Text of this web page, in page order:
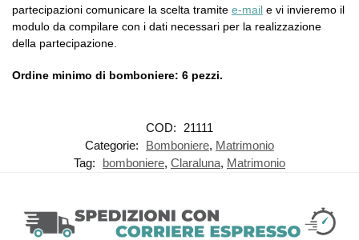
partecipazioni comunicare la scelta tramite e-mail e vi invieremo il
modulo da compilare con i dati necessari per la realizzazione
della partecipazione.
Ordine minimo di bomboniere: 6 pezzi.
COD:
21111
Categorie:
Bomboniere, Matrimonio
Tag:
bomboniere, Claraluna, Matrimonio